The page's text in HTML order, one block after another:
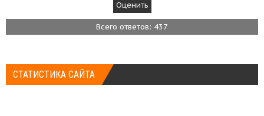
Всего ответов: 437
СТАТИСТИКА САЙТА